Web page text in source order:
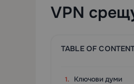
VPN
TABLE OF
Ключови думи